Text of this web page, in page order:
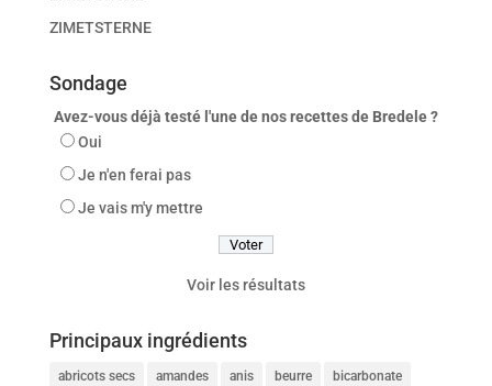
ZIMETSTERNE
Sondage
Avez-vous déjà testé l'une de nos recettes de Bredele ?
Oui
Je n'en ferai pas
Je vais m'y mettre
Voir les résultats
Principaux ingrédients
abricots secs amandes anis beurre bicarbonate